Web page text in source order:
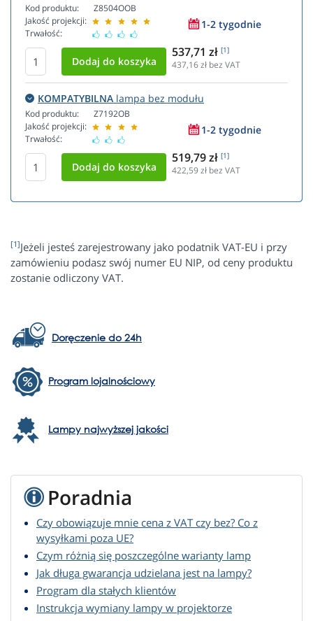
Kod produktu:
Jakość projekcji:
Trwałość:
Z8504OOB
1-2 tygodnie
537,71 zł [1]
437,16zł bez VAT
KOMPATYBILNA lampa bez modułu
Kod produktu:
Jakość projekcji:
Trwałość:
Z7192OB
1-2 tygodnie
519,79 zł [1]
422,59zł bez VAT
[1]Jeżeli jesteś zarejestrowany jako podatnik VAT-EU i przy
zamówieniu podasz swój numer EU NIP, od ceny produktu
zostanie odliczony VAT.
Doręczenie do 24h
Program lojalnościowy
Lampy najwyższej jakości
Poradnia
Czy obowiązuje mnie cena z VAT czy bez? Co z
wysyłkami poza UE?
Czym różnią się poszczególne warianty lamp
Jak długa gwarancja udzielana jest na lampy?
Program dla stałych klientów
Instrukcja wymiany lampy w projektorze